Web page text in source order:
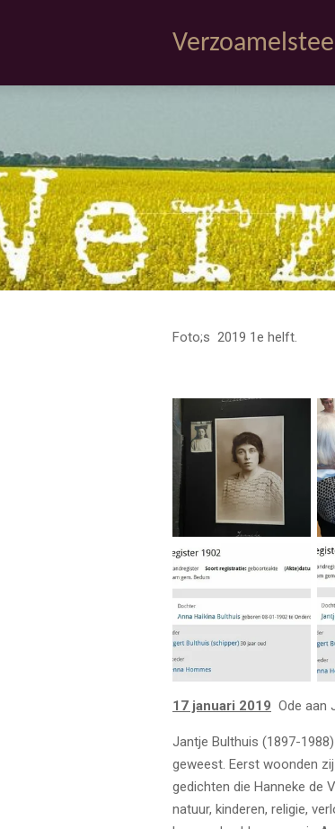
de
Foto;s 2019 1e helft.
17 januari 2019 Ode aan
Jantje Bulthuis (1897-
geweest. Eerst woonden
gedichten die Hanneke de
natuur, kinderen, religie,